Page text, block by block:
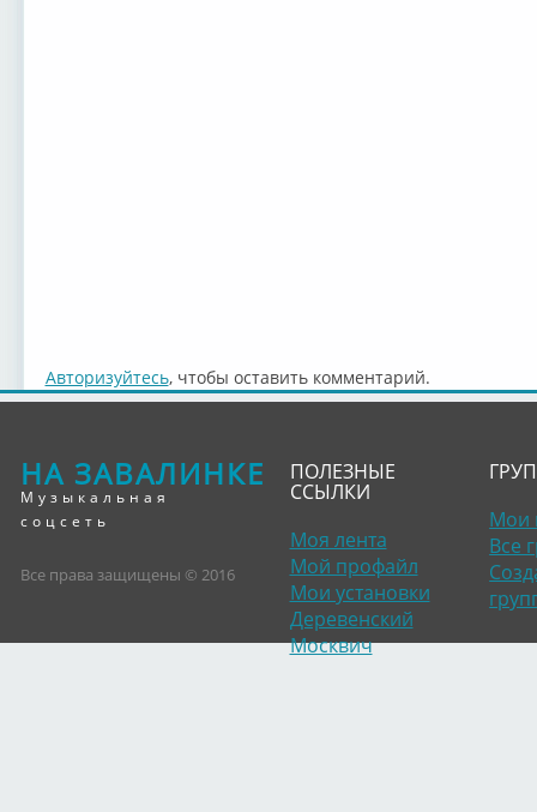
Авторизуйтесь, чтобы оставить комментарий.
НА ЗАВАЛИНКЕ
Музыкальная
соцсеть
Все права защищены © 2016
ПОЛЕЗНЫЕ
ССЫЛКИ
Моя лента
Мой профайл
Мои установки
Деревенский
Москвич
Мои
Все